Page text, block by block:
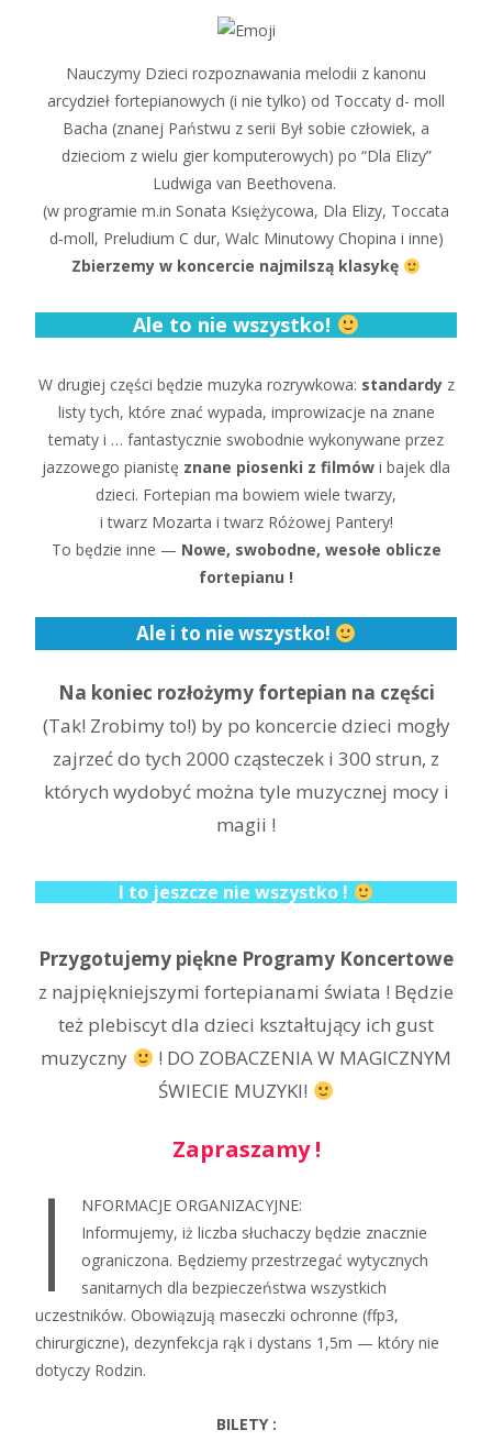
Nauczymy Dzieci rozpoznawania melodii z kanonu
arcydzieł fortepianowych (i nie tylko) od Toccaty d- moll
Bacha (znanej Państwu z serii Był sobie człowiek, a
dzieciom z wielu gier komputerowych) po “Dla Elizy”
Ludwiga van Beethovena.
(w programie m.in Sonata Księżycowa, Dla Elizy, Toccata
d‑moll, Preludium C dur, Walc Minutowy Chopina i inne)
Zbierzemy w koncercie najmilszą klasykę
Ale to nie wszystko!
W drugiej części będzie muzyka rozrywkowa: standardyz
listy tych, które znać wypada, improwizacje na znane
tematy i … fantastycznie swobodnie wykonywane przez
jazzowego pianistę znane piosenki z filmów i bajek dla
dzieci. Fortepian ma bowiem wiele twarzy,
i twarz Mozarta i twarz Różowej Pantery!
To będzie inne — Nowe, swobodne, wesołe oblicze
fortepianu !
Ale i to nie wszystko!
Na koniec rozłożymy fortepian na części
(Tak! Zrobimy to!) by po koncercie dzieci mogły
zajrzeć do tych 2000 cząsteczek i 300 strun, z
których wydobyć można tyle muzycznej mocy i
magii !
I to jeszcze nie wszystko !
Przygotujemy piękne Programy Koncertowe
z najpiękniejszymi fortepianami świata ! Będzie
też plebiscyt dla dzieci kształtujący ich gust
muzyczny
! DO ZOBACZENIA W MAGICZNYM
ŚWIECIE MUZYKI!
Zapraszamy !
I
NFORMACJE ORGANIZACYJNE:
Informujemy, iż liczba słuchaczy będzie znacznie
ograniczona. Będziemy przestrzegać wytycznych
sanitarnych dla bezpieczeństwa wszystkich
uczestników. Obowiązują maseczki ochronne (ffp3,
chirurgiczne), dezynfekcja rąk i dystans 1,5m — który nie
dotyczy Rodzin.
BILETY :